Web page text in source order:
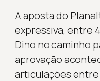
A aposta do
expressiva, entre
Dino no caminho
aprovação
articulações entre